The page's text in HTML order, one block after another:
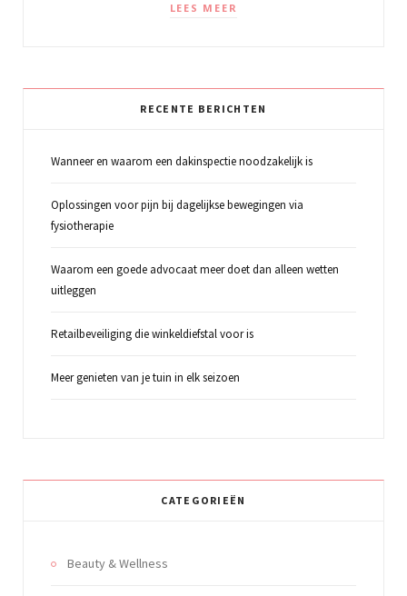
LEES MEER
RECENTE BERICHTEN
Wanneer en waarom een dakinspectie noodzakelijk is
Oplossingen voor pijn bij dagelijkse bewegingen via
fysiotherapie
Waarom een goede advocaat meer doet dan alleen wetten
uitleggen
Retailbeveiliging die winkeldiefstal voor is
Meer genieten van je tuin in elk seizoen
CATEGORIEËN
Beauty & Wellness